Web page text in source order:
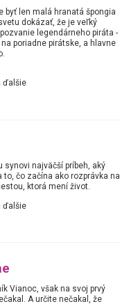
byť len malá hranatá špongia
dokázať, že je veľký
legendárneho piráta -
poriadne pirátske, a hlavne
ďalšie
synovi najväčší príbeh, aký
to, čo začína ako rozprávka na
ktorá mení život.
ďalšie
Vianoc, však na svoj prvý
A určite nečakal, že